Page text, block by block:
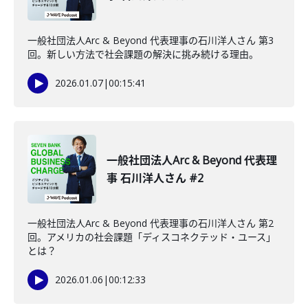
一般社団法人Arc & Beyond 代表理事の石川洋人さん 第3
回。新しい方法で社会課題の解決に挑み続ける理由。
2026.01.07|00:15:41
一般社団法人Arc & Beyond 代表理
事 石川洋人さん #2
一般社団法人Arc & Beyond 代表理事の石川洋人さん 第2
回。アメリカの社会課題「ディスコネクテッド・ユース」
とは？
2026.01.06 |00:12:33